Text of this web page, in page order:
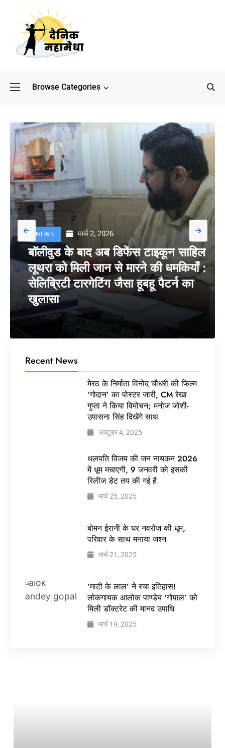
Browse Categories
NEWS मार्च 2, 2026
बॉलीवुड के बाद अब डिफेंस टाइकून साहिल
लूथरा को मिली जान से मारने की धमकियाँ :
सेलिब्रिटी टारगेटिंग जैसा हूबहू पैटर्न का
खुलासा
Recent News
मेरठ के निर्माता विनोद चौधरी की फिल्म
‘गोदान’ का पोस्टर जारी, CM रेखा
गुप्ता ने किया विमोचन; मनोज जोशी-
उपासना सिंह दिखेंगे साथ
अक्टूबर 4, 2025
थलपति विजय की जन नायकन 2026
में धूम मचाएगी, 9 जनवरी को इसकी
रिलीज डेट तय की गई है
मार्च 25, 2025
बोमन ईरानी के घर नवरोज की धूम,
परिवार के साथ मनाया जश्न
मार्च 21, 2025
‘माटी के लाल’ ने रचा इतिहास!
लोकगायक आलोक पाण्डेय ‘गोपाल’ को
मिली डॉक्टरेट की मानद उपाधि
मार्च 19, 2025